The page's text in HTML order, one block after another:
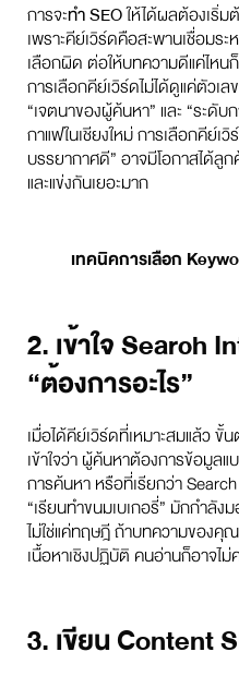
การจะทำ SEOให้ได้ผลต้องเริ่ม
เพราะคีย์เวิร์ดคือสะพานเชื่อมร
เลือกผิด ต่อให้บทความดีแค่ไหน
การเลือกคีย์เวิร์ดไม่ได้ดูแค่ตัวเ
“เจตนาของผู้ค้นหา” และ “ระดั
กาแฟในเชียงใหม่ การเลือกคีย์เ
บรรยากาศดี” อาจมีโอกาสได้ลู
และแข่งกันเยอะมาก
เทคนิคการเลือก
2. เข้าใจ Search
“ต้องการอะไร”
เมื่อได้คีย์เวิร์ดที่เหมาะสมแล้ว
เข้าใจว่า ผู้ค้นหาต้องการข้อมูลแ
การค้นหา หรือที่เรียกว่า
“เรียนทำขนมเบเกอรี่” มักกำลั
ไม่ใช่แค่ทฤษฎี ถ้าบทความของคุ
เนื้อหาเชิงปฏิบัติ คนอ่านก็อาจ
3. เขียน Content